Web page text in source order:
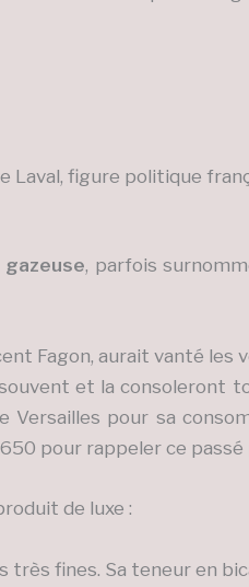
Laval, figure politique
gazeuse, parfois
Fagon, aurait vanté
et la consoleront
pour sa
pour rappeler ce
de luxe :
très fines. Sa teneur en